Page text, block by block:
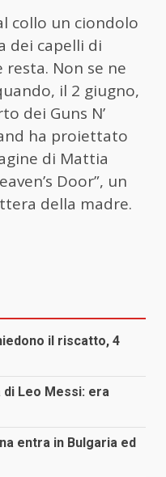
collo un ciondolo
dei capelli di
Non se ne
il 2 giugno,
dei Guns N’
ha proiettato
di Mattia
Door”, un
della madre.
il riscatto, 4
di Leo Messi: era
entra in Bulgaria ed